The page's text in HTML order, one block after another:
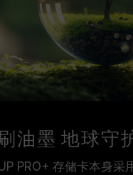
油墨 地球守
PRO+ 存储卡本身采